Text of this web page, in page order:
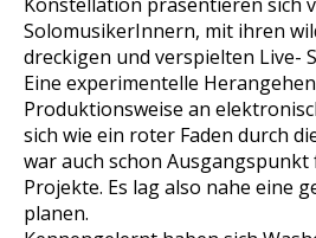
SolomusikerInnern, mit ihren
dreckigen und verspielten Live-
Eine experimentelle
Produktionsweise an
sich wie ein roter Faden durch
war auch schon
Projekte. Es lag also nahe eine
planen.